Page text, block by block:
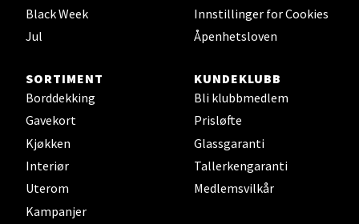
Black Week
Jul
Innstillinger for Cookies
Åpenhetsloven
SORTIMENT
Borddekking
Gavekort
Kjøkken
Interiør
Uterom
Kampanjer
KUNDEKLUBB
Bli klubbmedlem
Prisløfte
Glassgaranti
Tallerkengaranti
Medlemsvilkår
Leirvik - Stord
Åpent i dag 10-15